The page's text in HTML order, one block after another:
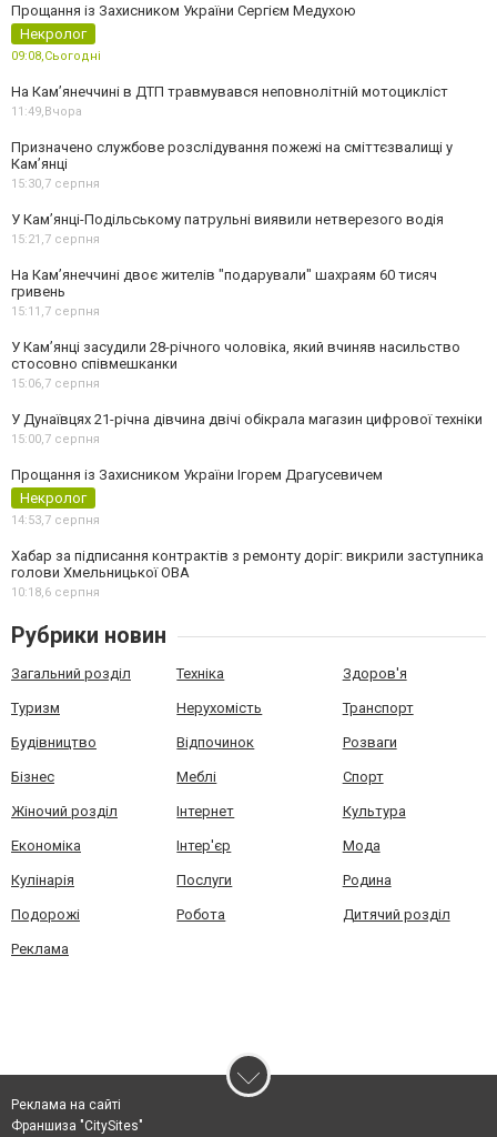
Прощання із Захисником України Сергієм Медухою
Некролог
09:08,Сьогодні
На Кам’янеччині в ДТП травмувався неповнолітній мотоцикліст
11:49,Вчора
Призначено службове розслідування пожежі на сміттєзвалищі у
Кам’янці
15:30,7 серпня
У Кам’янці-Подільському патрульні виявили нетверезого водія
15:21,7 серпня
На Камʼянеччині двоє жителів "подарували" шахраям 60 тисяч
гривень
15:11,7 серпня
У Камʼянці засудили 28-річного чоловіка, який вчиняв насильство
стосовно співмешканки
15:06,7 серпня
У Дунаївцях 21-річна дівчина двічі обікрала магазин цифрової техніки
15:00,7 серпня
Прощання із Захисником України Ігорем Драгусевичем
Некролог
14:53,7 серпня
Хабар за підписання контрактів з ремонту доріг: викрили заступника
голови Хмельницької ОВА
10:18,6 серпня
Рубрики новин
Загальний розділ Техніка Здоров'я
Туризм Нерухомість Транспорт
Будівництво Відпочинок Розваги
Бізнес Меблі Спорт
Жіночий розділ Інтернет Культура
Економіка Інтер'єр Мода
Кулінарія Послуги Родина
Подорожі Робота Дитячий розділ
Реклама
Реклама на сайті
Франшиза "CitySites"